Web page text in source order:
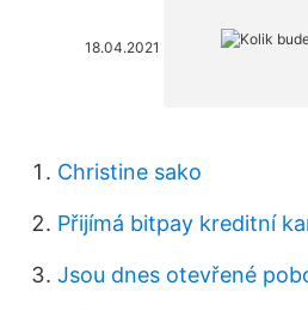
18.04.2021
Christine sako
Přijímá bitpay kreditní
Jsou dnes otevřené